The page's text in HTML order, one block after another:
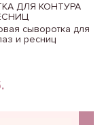
ДЛЯ КОНТУРА
сыворотка для
и ресниц